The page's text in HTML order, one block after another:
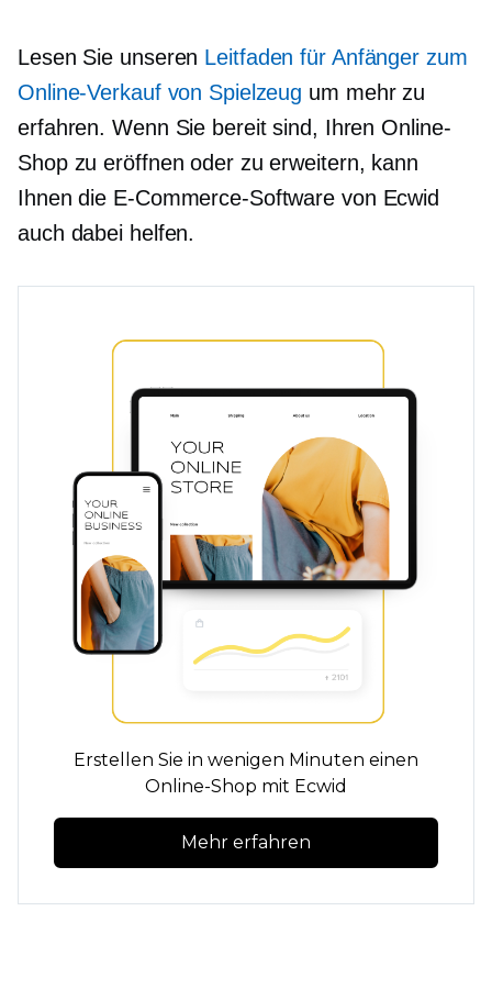
Lesen Sie unseren Leitfaden für Anfänger zum
Online-Verkauf von Spielzeug um mehr zu
erfahren. Wenn Sie bereit sind, Ihren Online-
Shop zu eröffnen oder zu erweitern, kann
Ihnen die E-Commerce-Software von Ecwid
auch dabei helfen.
Erstellen Sie in wenigen Minuten einen
Online-Shop mit Ecwid
Mehr erfahren